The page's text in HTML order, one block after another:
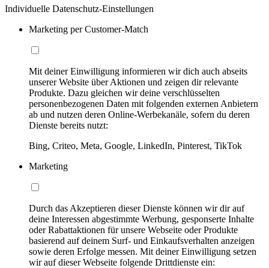
Individuelle Datenschutz-Einstellungen
Marketing per Customer-Match
Mit deiner Einwilligung informieren wir dich auch abseits
unserer Website über Aktionen und zeigen dir relevante
Produkte. Dazu gleichen wir deine verschlüsselten
personenbezogenen Daten mit folgenden externen Anbietern
ab und nutzen deren Online-Werbekanäle, sofern du deren
Dienste bereits nutzt:
Bing, Criteo, Meta, Google, LinkedIn, Pinterest, TikTok
Marketing
Durch das Akzeptieren dieser Dienste können wir dir auf
deine Interessen abgestimmte Werbung, gesponserte Inhalte
oder Rabattaktionen für unsere Webseite oder Produkte
basierend auf deinem Surf- und Einkaufsverhalten anzeigen
sowie deren Erfolge messen. Mit deiner Einwilligung setzen
wir auf dieser Webseite folgende Drittdienste ein: